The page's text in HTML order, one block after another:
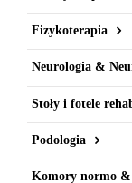
Fizykoterapia
Neurologia &
Stoły i fotele
Podologia
Komory normo